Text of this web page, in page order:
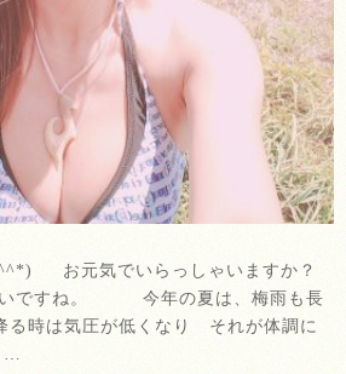
お元気でいらっしゃいますか？
ですね。 今年の夏は、梅雨も長
時は気圧が低くなり それが体調に
…